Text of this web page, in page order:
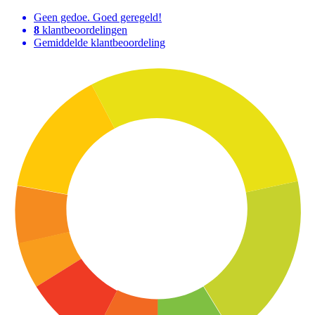
Geen gedoe. Goed geregeld!
8 klantbeoordelingen
Gemiddelde klantbeoordeling